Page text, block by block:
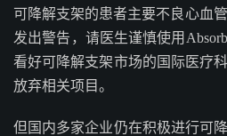
可降解支架的患者主要不良心血
发出警告，请医生谨慎使用
看好可降解支架市场的国际医疗
放弃相关项目。
但国内多家企业仍在积极进行可